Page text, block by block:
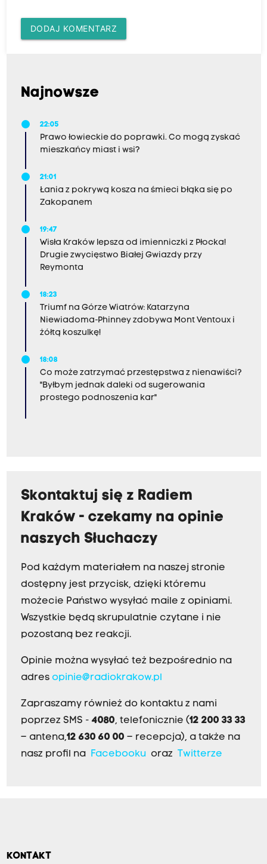
DODAJ KOMENTARZ
Najnowsze
22:05
Prawo łowieckie do poprawki. Co mogą zyskać
mieszkańcy miast i wsi?
21:01
Łania z pokrywą kosza na śmieci błąka się po
Zakopanem
19:47
Wisła Kraków lepsza od imienniczki z Płocka!
Drugie zwycięstwo Białej Gwiazdy przy
Reymonta
18:23
Triumf na Górze Wiatrów: Katarzyna
Niewiadoma-Phinney zdobywa Mont Ventoux i
żółtą koszulkę!
18:08
Co może zatrzymać przestępstwa z nienawiści?
"Byłbym jednak daleki od sugerowania
prostego podnoszenia kar"
Skontaktuj się z Radiem
Kraków - czekamy na opinie
naszych Słuchaczy
Pod każdym materiałem na naszej stronie
dostępny jest przycisk, dzięki któremu
możecie Państwo wysyłać maile z opiniami.
Wszystkie będą skrupulatnie czytane i nie
pozostaną bez reakcji.
Opinie można wysyłać też bezpośrednio na
adres opinie@radiokrakow.pl
Zapraszamy również do kontaktu z nami
poprzez SMS - 4080, telefonicznie (12 200 33 33
– antena,12 630 60 00 – recepcja), a także na
nasz profil na
Facebookuoraz Twitterze
KONTAKT